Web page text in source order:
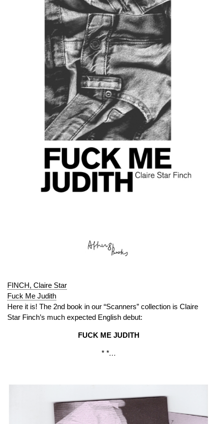
FINCH, Claire Star
Fuck Me Judith
Here it is! The 2nd book in our “Scanners” collection is Claire
Star Finch’s much expected English debut:
FUCK ME JUDITH
* *…